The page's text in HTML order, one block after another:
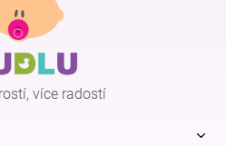
d
a
c
í
p
r více radostí